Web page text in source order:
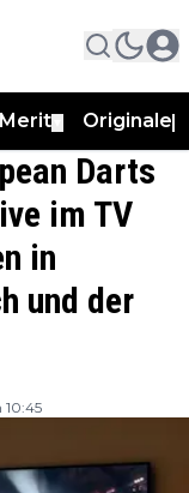
Originale
Darts
im TV
in
und der
10:45